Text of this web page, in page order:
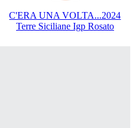
C'ERA UNA VOLTA...2024
Terre Siciliane Igp Rosato